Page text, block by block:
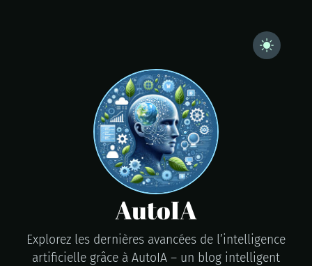
AutoIA
Explorez les dernières avancées de l’intelligence
artificielle grâce à AutoIA – un blog intelligent